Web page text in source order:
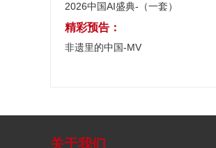
2026中国AI盛典-（一套）
精彩预告：
非遗里的中国-MV
关于我们